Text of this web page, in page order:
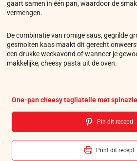
gaart samen in één pan, waardoor de
vermengen.
De combinatie van romige saus, gegrilde
gesmolten kaas maakt dit gerecht
een drukke weekavond of wanneer je
makkelijke, cheesy pasta uit de oven.
One-pan cheesy tagliatelle met spinazie
Pin dit recept!
Print dit recept